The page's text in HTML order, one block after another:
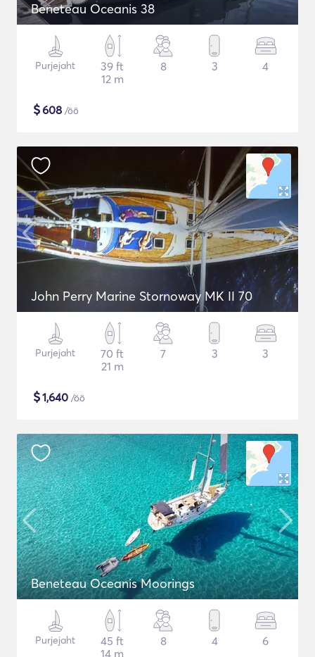
Beneteau Oceanis 38
Purjejaht
39 ft
12 m
8 3 4
$608 /öö
John Perry Marine Stornoway MK II 70
Purjejaht
70 ft
21 m
7 3 3
$1,640 /öö
Beneteau Oceanis Moorings
Purjejaht
45 ft
14 m
8 4 6